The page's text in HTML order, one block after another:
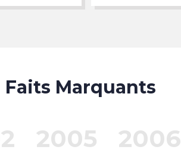
Faits Marquants
2005 2006